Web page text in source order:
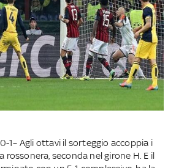
0-1– Agli ottavi il sorteggio accoppia i
rossonera, seconda nel girone H. E il